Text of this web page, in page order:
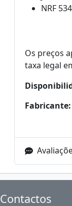
NRF
Os preços
taxa legal
Fabricante:
Contactos